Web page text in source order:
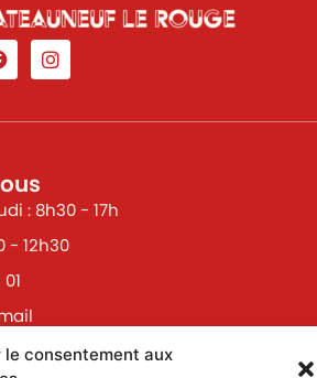
le consentement aux
: 8h30 - 17h
- 12h30